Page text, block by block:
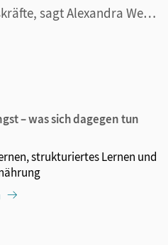
Lehrkräfte sind Führungskräfte, sagt Alexandra Wendler. Und sie sollten sich dieser Rolle bewusst sein. Damit meint sie nicht bloß die Schulleitungen, sondern jede Lehrkraft. Aber was genau bedeutet Führungskraft im pädagogischen Kontext? Heißt das etwa eine Rückkehr zu autoritären Strukturen? Oder ...
– was sich dagegen tun
strukturiertes Lernen und